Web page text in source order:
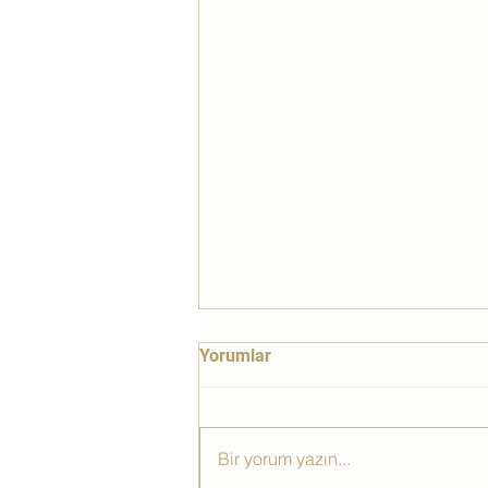
Yorumlar
Bir yorum yazın...